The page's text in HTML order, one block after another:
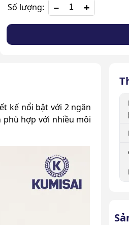
Số lượng: +
kế nổi bật với 2 ngăn
phù hợp với nhiều môi